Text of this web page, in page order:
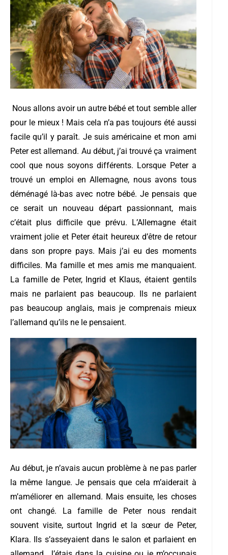
Nous allons avoir un autre bébé et tout semble aller
pour le mieux ! Mais cela n’a pas toujours été aussi
facile qu’il y paraît. Je suis américaine et mon ami
Peter est allemand. Au début, j’ai trouvé ça vraiment
cool que nous soyons différents. Lorsque Peter a
trouvé un emploi en Allemagne, nous avons tous
déménagé là-bas avec notre bébé. Je pensais que
ce serait un nouveau départ passionnant, mais
c’était plus difficile que prévu. L’Allemagne était
vraiment jolie et Peter était heureux d’être de retour
dans son propre pays. Mais j’ai eu des moments
difficiles. Ma famille et mes amis me manquaient.
La famille de Peter, Ingrid et Klaus, étaient gentils
mais ne parlaient pas beaucoup. Ils ne parlaient
pas beaucoup anglais, mais je comprenais mieux
l’allemand qu’ils ne le pensaient.
Au début, je n’avais aucun problème à ne pas parler
la même langue. Je pensais que cela m’aiderait à
m’améliorer en allemand. Mais ensuite, les choses
ont changé. La famille de Peter nous rendait
souvent visite, surtout Ingrid et la sœur de Peter,
Klara. Ils s’asseyaient dans le salon et parlaient en